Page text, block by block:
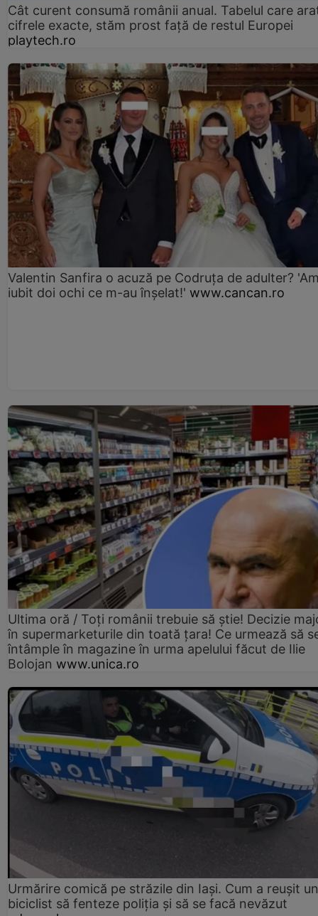
Cât curent consumă românii anual. Tabelul care
cifrele exacte, stăm prost faţă de restul Europei
playtech.ro
Valentin Sanfira o acuză pe Codruța de adulter?
iubit doi ochi ce m-au înșelat!' www.cancan.ro
Ultima oră / Toți românii trebuie să știe! Decizie
în supermarketurile din toată țara! Ce urmează să
întâmple în magazine în urma apelului făcut de Ilie
Bolojan www.unica.ro
Urmărire comică pe străzile din Iași. Cum a reușit un
biciclist să fenteze poliția și să se facă nevăzut